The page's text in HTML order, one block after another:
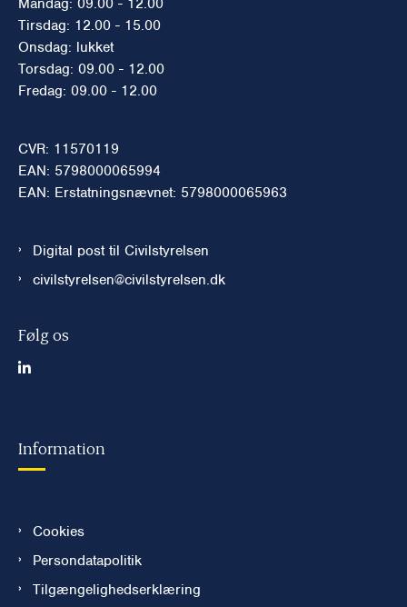
Tirsdag: 12.00 - 15.00
Onsdag: lukket
Torsdag: 09.00 - 12.00
Fredag: 09.00 - 12.00
CVR: 11570119
EAN: 5798000065994
EAN: Erstatningsnævnet: 5798000065963
Digital post til Civilstyrelsen
civilstyrelsen@civilstyrelsen.dk
Følg os
Information
Cookies
Persondatapolitik
Tilgængelighedserklæring